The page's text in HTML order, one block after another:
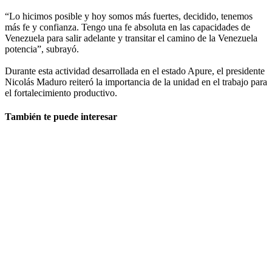
“Lo hicimos posible y hoy somos más fuertes, decidido, tenemos
más fe y confianza. Tengo una fe absoluta en las capacidades de
Venezuela para salir adelante y transitar el camino de la Venezuela
potencia”, subrayó.
Durante esta actividad desarrollada en el estado Apure, el presidente
Nicolás Maduro reiteró la importancia de la unidad en el trabajo para
el fortalecimiento productivo.
También te puede interesar